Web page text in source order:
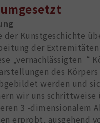
der Kunstgeschichte
der Extremitäten
„vernachlässigten“
des
werden und
wir uns schrittweise
3 -dimensionalem
erprobt, ausgehend